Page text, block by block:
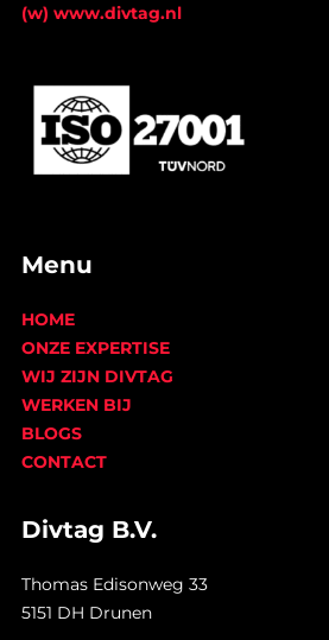
(w) www.divtag.nl
Menu
HOME
ONZE EXPERTISE
WIJ ZIJN DIVTAG
WERKEN BIJ
BLOGS
CONTACT
Divtag B.V.
Thomas Edisonweg 33
5151 DH Drunen